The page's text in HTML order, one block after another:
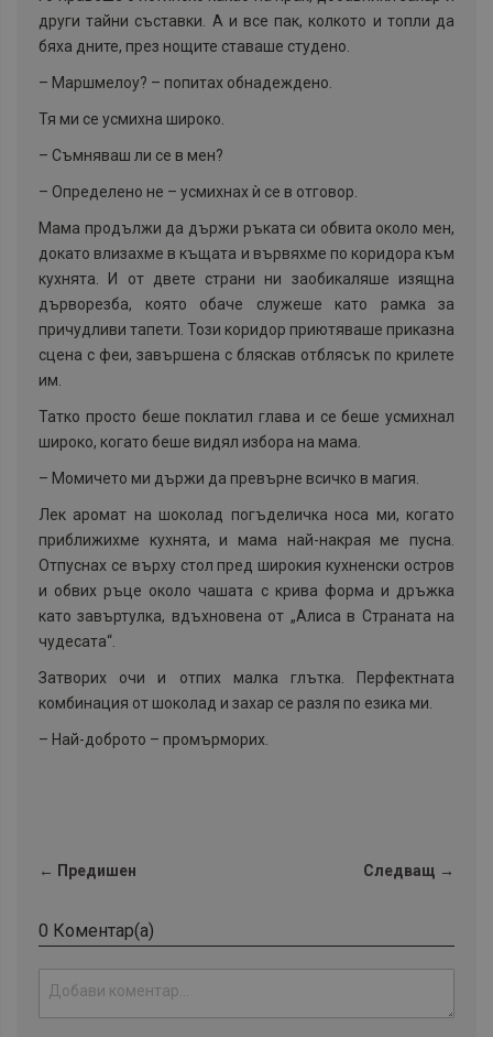
други тайни съставки. А и все пак, колкото и топли да
бяха дните, през нощите ставаше студено.
– Маршмелоу? – попитах обнадеждено.
Тя ми се усмихна широко.
– Съмняваш ли се в мен?
– Определено не – усмихнах ѝ се в отговор.
Мама продължи да държи ръката си обвита около мен,
докато влизахме в къщата и вървяхме по коридора към
кухнята. И от двете страни ни заобикаляше изящна
дърворезба, която обаче служеше като рамка за
причудливи тапети. Този коридор приютяваше приказна
сцена с феи, завършена с бляскав отблясък по крилете
им.
Татко просто беше поклатил глава и се беше усмихнал
широко, когато беше видял избора на мама.
– Момичето ми държи да превърне всичко в магия.
Лек аромат на шоколад погъделичка носа ми, когато
приближихме кухнята, и мама най-накрая ме пусна.
Отпуснах се върху стол пред широкия кухненски остров
и обвих ръце около чашата с крива форма и дръжка
като завъртулка, вдъхновена от „Алиса в Страната на
чудесата“.
Затворих очи и отпих малка глътка. Перфектната
комбинация от шоколад и захар се разля по езика ми.
– Най-доброто – промърморих.
← Предишен Следващ →
0 Коментар(а)